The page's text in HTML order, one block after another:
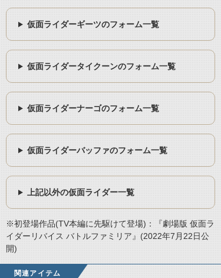
仮面ライダーギーツのフォーム一覧
仮面ライダータイクーンのフォーム一覧
仮面ライダーナーゴのフォーム一覧
仮面ライダーバッファのフォーム一覧
上記以外の仮面ライダー一覧
※初登場作品(TV本編に先駆けて登場)：『劇場版 仮面ラ
イダーリバイス バトルファミリア』(2022年7月22日公
開)
関連アイテム